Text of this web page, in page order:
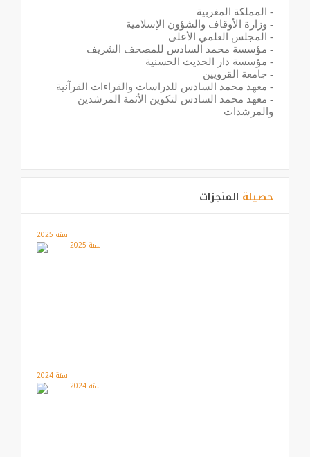
- المملكة المغربية
- وزارة الأوقاف والشؤون الإسلامية
- المجلس العلمي الأعلى
- مؤسسة محمد السادس للمصحف الشريف
- مؤسسة دار الحديث الحسنية
- جامعة القرويين
- معهد محمد السادس للدراسات والقراءات القرآنية
- معهد محمد السادس لتكوين الأئمة المرشدين
والمرشدات
حصيلة المنجزات
سنة 2025
سنة 2024